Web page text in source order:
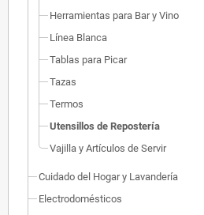
Herramientas para Bar y Vino
Línea Blanca
Tablas para Picar
Tazas
Termos
Utensillos de Repostería
Vajilla y Artículos de Servir
Cuidado del Hogar y Lavandería
Electrodomésticos